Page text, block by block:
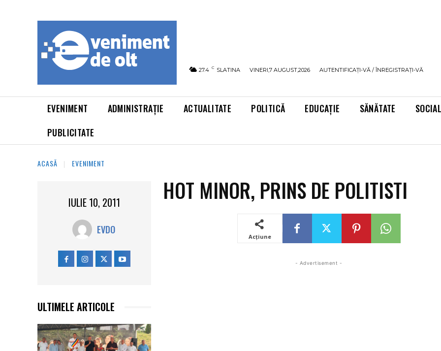
27.4 C SLATINA VINERI,7 AUGUST,2026 AUTENTIFICAȚI-VĂ / ÎNREGISTRAȚI-VĂ
EVENIMENT ADMINISTRAȚIE ACTUALITATE POLITICĂ EDUCAȚIE SĂNĂTATE SOCIAL
PUBLICITATE
ACASĂ EVENIMENT
IULIE 10, 2011
EVDO
ULTIMELE ARTICOLE
HOT MINOR, PRINS DE POLITISTI
Acțiune
- Advertisement -